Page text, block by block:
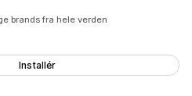
brands fra hele verden
Installér